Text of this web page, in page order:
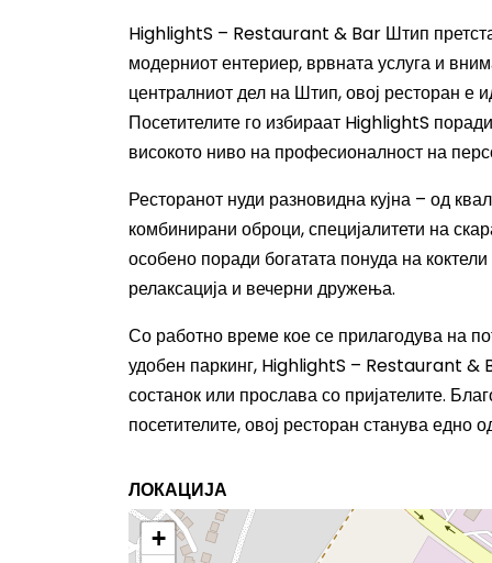
HighlightS – Restaurant & Bar Штип
модерниот ентериер, врвната услуга и
централниот дел на Штип, овој ресторан е
Посетителите го избираат HighlightS
високото ниво на професионалност на
Ресторанот нуди разновидна кујна – од
комбинирани оброци, специјалитети на
особено поради богатата понуда на
релаксација и вечерни дружења.
Со работно време кое се прилагодува на
удобен паркинг, HighlightS – Restaurant &
состанок или прослава со пријателите.
посетителите, овој ресторан станува едно
ЛОКАЦИЈА
+